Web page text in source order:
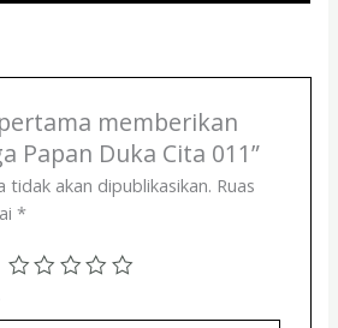
memberikan
Papan Duka Cita 011”
tidak akan dipublikasikan. Ruas
*